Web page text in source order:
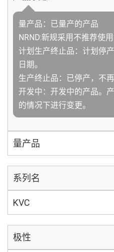
量产品：已量产的产品
NRND:新规采用不推荐使
计划生产终止品：计划停
日期。
生产终止品：已停产，不
开发中：开发中的产品。
的情况下进行变更。
量产品
系列名
KVC
极性